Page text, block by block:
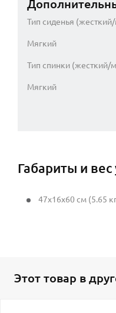
Тип сиденья
Мягкий
Тип спинки (жесткий/
Мягкий
Габариты и вес
47x16x60 см (5.65
Этот товар в